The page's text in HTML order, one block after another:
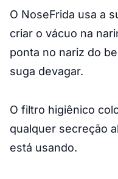
O NoseFrida usa a
criar o vácuo na
ponta no nariz do
suga devagar.
O filtro higiênico
qualquer secreção
está usando.